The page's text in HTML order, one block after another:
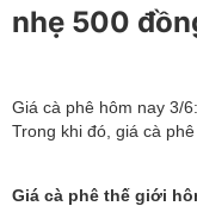
nhẹ 500
Giá cà phê hôm nay 3/
Trong khi đó, giá cà
Giá cà phê thế giới